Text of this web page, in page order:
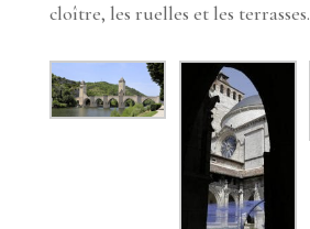
cloître, les ruelles et les terrasses.